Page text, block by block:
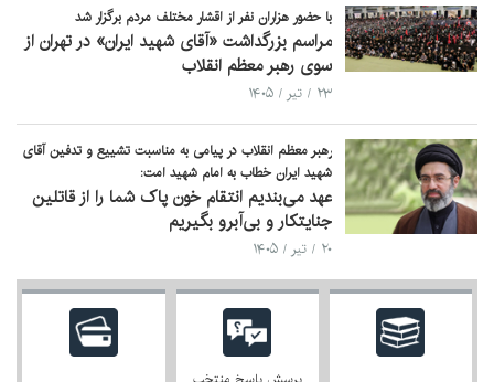
با حضور هزاران نفر از اقشار مختلف مردم برگزار شد
مراسم بزرگداشت «آقای شهید ایران» در تهران از
سوی رهبر معظم انقلاب
۲۳ / تیر / ۱۴۰۵
رهبر معظم انقلاب در پیامی به‌ مناسبت تشییع و تدفین آقای
شهید ایران خطاب به امام شهید امت:
عهد می‌بندیم انتقام خون پاک شما را از قاتلین
جنایتکار و بی‌آبرو بگیریم
۲۰ / تیر / ۱۴۰۵